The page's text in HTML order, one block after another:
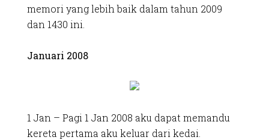
memori yang lebih baik dalam tahun 2009
dan 1430 ini.
Januari 2008
1 Jan – Pagi 1 Jan 2008 aku dapat memandu
kereta pertama aku keluar dari kedai.